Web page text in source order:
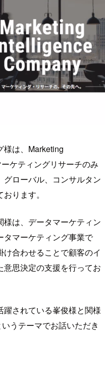
様は、Marketing
ケティングリサーチのみ
ローバル、コンサルタン
ります。
は、データマーケティン
タマーケティング事業で
合わせることで顧客のイ
思決定の支援を行ってお
されている峯俊様と関様
うテーマでお話いただき